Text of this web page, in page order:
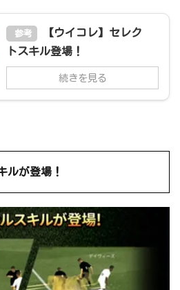
参考
【ウイコレ】セレク
トスキル登場！
続きを見る
ルが登場！